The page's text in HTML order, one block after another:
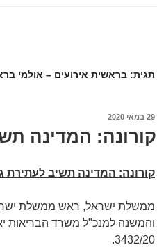
תגית: בראשית אירועים – אולמי
פורסם
29 במאי 2020
קורונה: המדינה
קורונה: המדינה תשיב לעתירת
ממשלת ישראל, ראש ממשלת
והמשנה למנכ"ל משרד הבריאות
3432/20.